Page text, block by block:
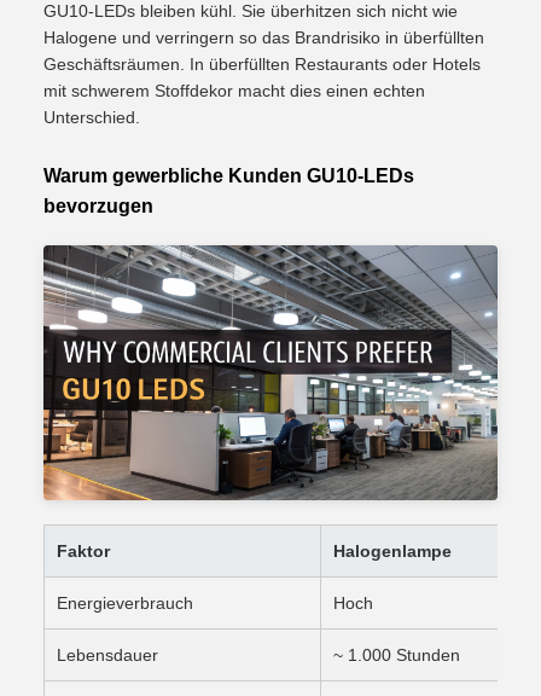
GU10-LEDs bleiben kühl. Sie überhitzen sich nicht wie
Halogene und verringern so das Brandrisiko in überfüllten
Geschäftsräumen. In überfüllten Restaurants oder Hotels
mit schwerem Stoffdekor macht dies einen echten
Unterschied.
Warum gewerbliche Kunden GU10-LEDs
bevorzugen
Faktor Halogenlampe
Energieverbrauch Hoch
Lebensdauer ~ 1.000 Stunden